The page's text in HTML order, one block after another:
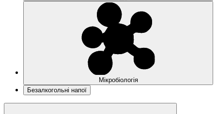
Мікробіологія
Безалкогольні напої